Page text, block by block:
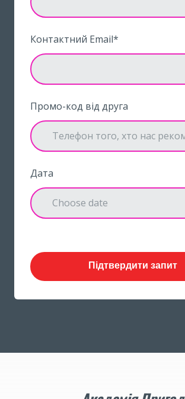
Контактний Email*
Промо-код від друга
Дата
Choose date
Підтвердити запит